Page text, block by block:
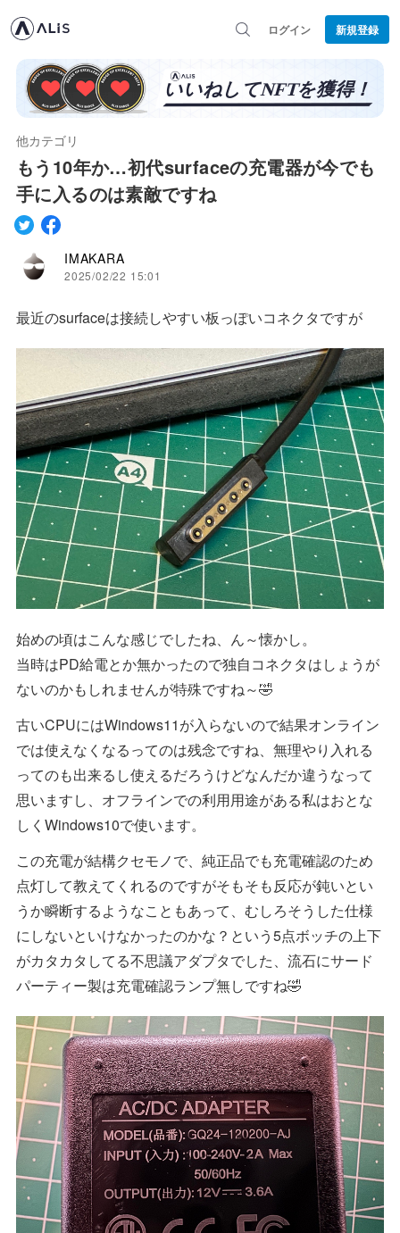
ログイン 新規登録
他カテゴリ
もう10年か…初代surfaceの充電器が今でも
手に入るのは素敵ですね
IMAKARA
2025/02/22 15:01
最近のsurfaceは接続しやすい板っぽいコネクタですが
始めの頃はこんな感じでしたね、ん～懐かし。
当時はPD給電とか無かったので独自コネクタはしょうが
ないのかもしれませんが特殊ですね～🤣
古いCPUにはWindows11が入らないので結果オンライン
では使えなくなるってのは残念ですね、無理やり入れる
ってのも出来るし使えるだろうけどなんだか違うなって
思いますし、オフラインでの利用用途がある私はおとな
しくWindows10で使います。
この充電が結構クセモノで、純正品でも充電確認のため
点灯して教えてくれるのですがそもそも反応が鈍いとい
うか瞬断するようなこともあって、むしろそうした仕様
にしないといけなかったのかな？という5点ボッチの上下
がカタカタしてる不思議アダプタでした、流石にサード
パーティー製は充電確認ランプ無しですね🤣